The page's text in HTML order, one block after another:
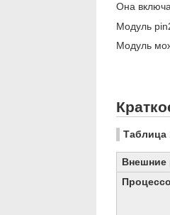
Она
Модуль
Модуль
Таблица
Внешние